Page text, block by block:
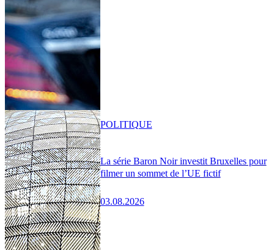
La série Baron Noir investit Bruxelles pour
filmer un sommet de l’UE fictif
03.08.2026
POLITIQUE